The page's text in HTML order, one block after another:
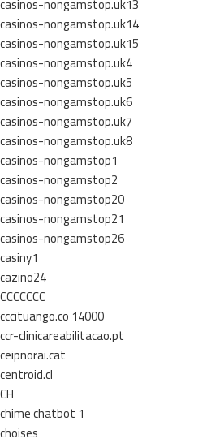
casinos-nongamstop.uk14
casinos-nongamstop.uk15
casinos-nongamstop.uk4
casinos-nongamstop.uk5
casinos-nongamstop.uk6
casinos-nongamstop.uk7
casinos-nongamstop.uk8
casinos-nongamstop1
casinos-nongamstop2
casinos-nongamstop20
casinos-nongamstop21
casinos-nongamstop26
casiny1
cazino24
CCCCCCC
cccituango.co 14000
ccr-clinicareabilitacao.pt
ceipnorai.cat
centroid.cl
CH
chime chatbot 1
choises